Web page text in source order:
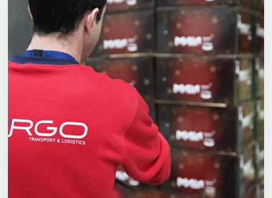
Ajudamos
Preparar
Natal!